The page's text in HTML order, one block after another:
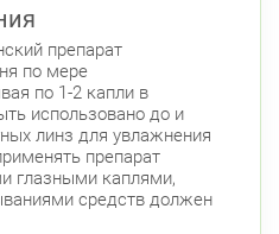
(Аллея Поликарпова, д.
16 Круглосуточно
8:00-22:00
препарат
по мере
по 1-2 капли в
использовано до и
линз для увлажнения
препарат
глазными каплями,
средств должен